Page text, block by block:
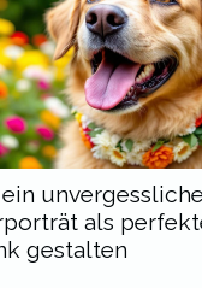
als
gestalten